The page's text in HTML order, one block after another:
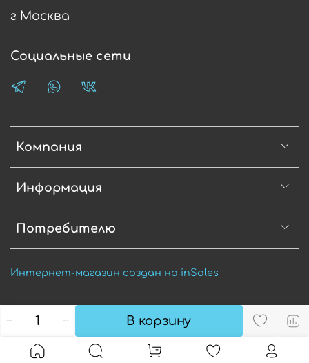
В корзину
Компания
Информация
Потребителю
г Москва
Социальные сети
Интернет-магазин создан на inSales